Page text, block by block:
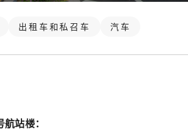
出租车和私召车 汽车
站楼：